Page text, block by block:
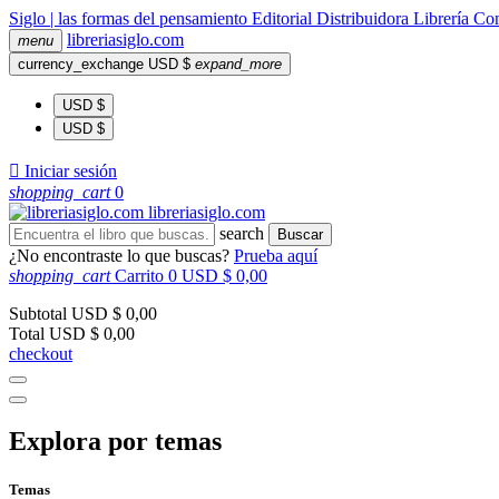
Siglo | las formas del pensamiento Editorial Distribuidora Librería
menu libreriasiglo.com
currency_exchange USD $ expand_more
USD $
USD $
 Iniciar sesión
shopping_cart 0
libreriasiglo.com
search
Buscar
¿No encontraste lo que buscas? Prueba aquí
shopping_cart Carrito 0 USD $ 0,00
Subtotal USD $ 0,00
Total USD $ 0,00
checkout
Explora por temas
Temas